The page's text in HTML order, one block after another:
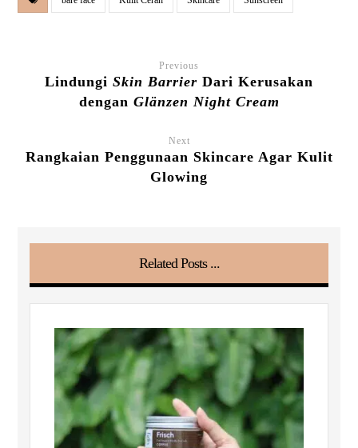
Previous
Lindungi Skin Barrier Dari Kerusakan
dengan Glänzen Night Cream
Next
Rangkaian Penggunaan Skincare Agar Kulit
Glowing
Related Posts ...